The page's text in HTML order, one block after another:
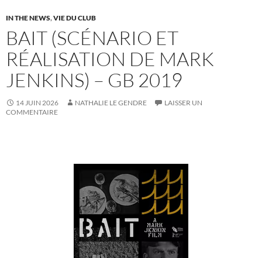
IN THE NEWS,VIE DU CLUB
BAIT (SCÉNARIO ET
RÉALISATION DE MARK
JENKINS) – GB 2019
14 JUIN 2026 NATHALIE LE GENDRE
LAISSER UN
COMMENTAIRE